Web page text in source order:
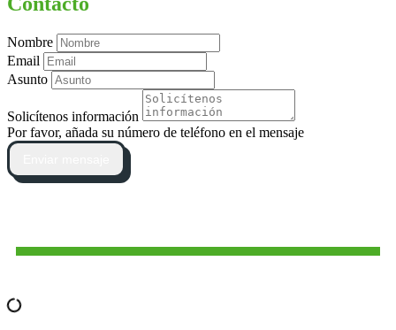
Nombre
Email
Asunto
Solicítenos información
Por favor, añada su número de teléfono en el mensaje